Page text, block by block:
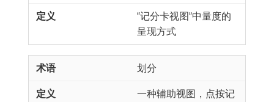
“记分卡视图”中量度的
呈现方式
划分
一种辅助视图，点按记